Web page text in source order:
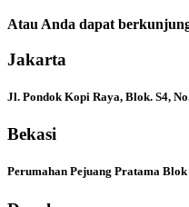
Atau Anda dapat
Jakarta
Jl. Pondok Kopi Raya, Blok. S4,
Bekasi
Perumahan Pejuang Pratama